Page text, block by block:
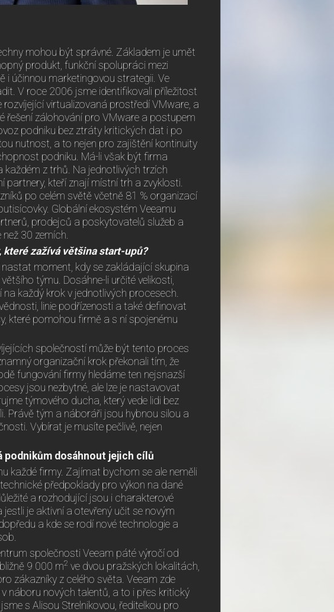
mohou být správné. Základem je umět
produkt, funkční spolupráci mezi
účinnou marketingovou strategii. Ve
V roce 2006 jsme identifikovali příležitost
virtualizovaná prostředí VMware, a
řešení zálohování pro VMware a postupem
podniku bez ztráty kritických dat i po
nutnost, a to nejen pro zajištění kontinuity
podniku. Má-li však být firma
každém z trhů. Na jednotlivých trzích
partnery, kteří znají místní trh a zvyklosti.
po celém světě včetně 81 % organizací
Globální ekosystém Veeamu
prodejců a poskytovatelů služeb a
30 zemích.
zažívá většina start-upů?
moment, kdy se zakládající skupina
týmu. Dosáhne-li určité velikosti,
na každý krok v jednotlivých procesech.
linie podřízenosti a také definovat
které pomohou firmě a s ní spojenému
společností může být tento proces
organizační krok překonali tím, že
fungování firmy hledáme ten nejsnazší
jsou nezbytné, ale lze je nastavovat
týmového ducha, který vede lidi bez
Právě tým a náboráři jsou hybnou silou a
Vybírat je musíte pečlivě, nejen
podnikům dosáhnout jejich cílů
každé firmy. Zajímat bychom se ale neměli
předpoklady pro výkon na dané
a rozhodující jsou i charakterové
je aktivní a otevřený učit se novým
a kde se rodí nové technologie a
společnosti Veeam páté výročí od
9 000 m2 ve dvou pražských lokalitách,
zákazníky z celého světa. Veeam zde
náboru nových talentů, a to i přes kritický
s Alisou Strelnikovou, ředitelkou pro